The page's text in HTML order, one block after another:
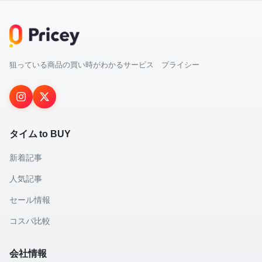
狙っている商品の買い時がわかるサービス プライシー
タイム to BUY
新着記事
人気記事
セール情報
コスパ比較
会社情報